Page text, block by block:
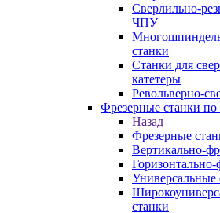
Сверлильно-
ЧПУ
станки
Станки для
катетеры
Револьверно-
Фрезерные станки по
Назад
Фрезерные
Вертикально-
Универсальные
станки